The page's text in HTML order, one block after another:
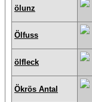
ölunz
Ölfuss
ölfleck
Ökrös Antal